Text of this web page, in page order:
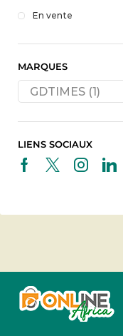
En vente
MARQUES
GDTIMES (1)
LIENS SOCIAUX